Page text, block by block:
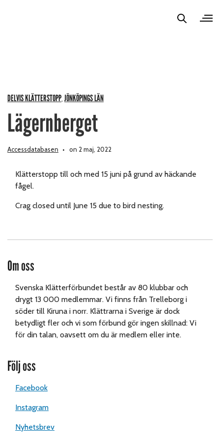
DELVIS KLÄTTERSTOPP JÖNKÖPINGS LÄN
Lägernberget
Accessdatabasen on 2 maj, 2022
Klätterstopp till och med 15 juni på grund av häckande
fågel.
Crag closed until June 15 due to bird nesting.
Om oss
Svenska Klätterförbundet består av 80 klubbar och
drygt 13 000 medlemmar. Vi finns från Trelleborg i
söder till Kiruna i norr. Klättrarna i Sverige är dock
betydligt fler och vi som förbund gör ingen skillnad: Vi
för din talan, oavsett om du är medlem eller inte.
Följ oss
Facebook
Instagram
Nyhetsbrev